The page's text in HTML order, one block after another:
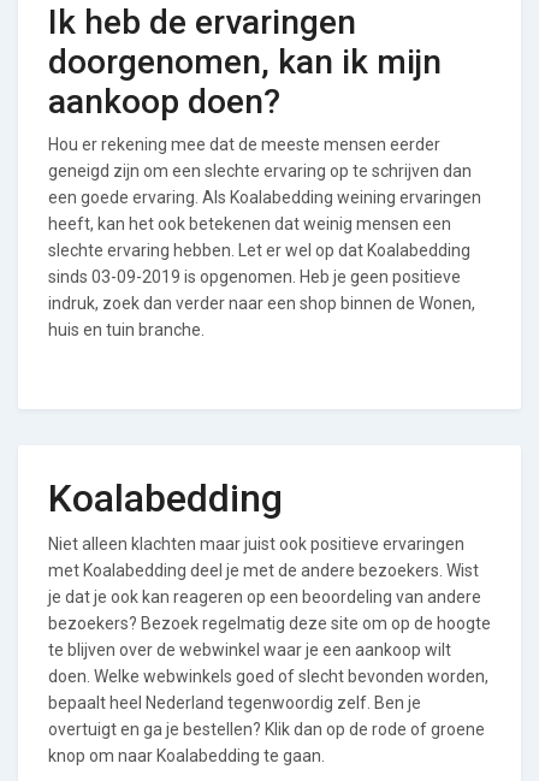
Ik heb de ervaringen
doorgenomen, kan ik mijn
aankoop doen?
Hou er rekening mee dat de meeste mensen eerder
geneigd zijn om een slechte ervaring op te schrijven dan
een goede ervaring. Als Koalabedding weining ervaringen
heeft, kan het ook betekenen dat weinig mensen een
slechte ervaring hebben. Let er wel op dat Koalabedding
sinds 03-09-2019 is opgenomen. Heb je geen positieve
indruk, zoek dan verder naar een shop binnen de Wonen,
huis en tuin branche.
Koalabedding
Niet alleen klachten maar juist ook positieve ervaringen
met Koalabedding deel je met de andere bezoekers. Wist
je dat je ook kan reageren op een beoordeling van andere
bezoekers? Bezoek regelmatig deze site om op de hoogte
te blijven over de webwinkel waar je een aankoop wilt
doen. Welke webwinkels goed of slecht bevonden worden,
bepaalt heel Nederland tegenwoordig zelf. Ben je
overtuigt en ga je bestellen? Klik dan op de rode of groene
knop om naar Koalabedding te gaan.